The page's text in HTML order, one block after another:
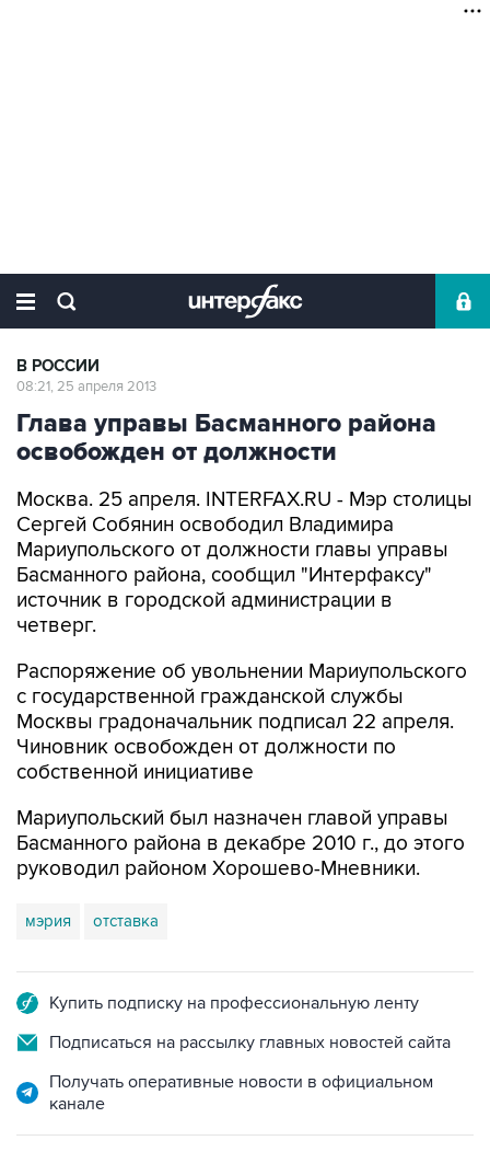
В РОССИИ
08:21, 25 апреля 2013
Глава управы Басманного района
освобожден от должности
Москва. 25 апреля. INTERFAX.RU - Мэр столицы
Сергей Собянин освободил Владимира
Мариупольского от должности главы управы
Басманного района, сообщил "Интерфаксу"
источник в городской администрации в
четверг.
Распоряжение об увольнении Мариупольского
с государственной гражданской службы
Москвы градоначальник подписал 22 апреля.
Чиновник освобожден от должности по
собственной инициативе
Мариупольский был назначен главой управы
Басманного района в декабре 2010 г., до этого
руководил районом Хорошево-Мневники.
мэрия отставка
Купить подписку на профессиональную ленту
Подписаться на рассылку главных новостей сайта
Получать оперативные новости в официальном
канале